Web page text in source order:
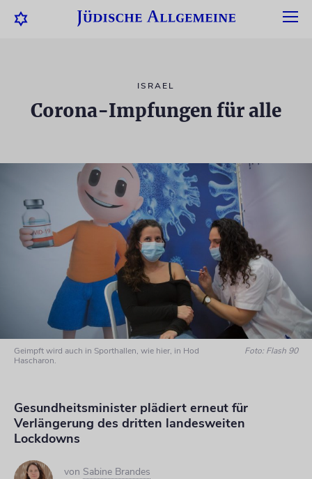
ISRAEL
Corona-Impfungen für alle
Geimpft wird auch in Sporthallen, wie hier, in Hod
Hascharon.
Foto: Flash 90
Gesundheitsminister plädiert erneut für
Verlängerung des dritten landesweiten
Lockdowns
von Sabine Brandes